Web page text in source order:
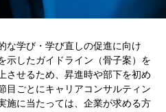
な学び・学び直しの促進に向け
示したガイドライン（骨子案）を
させるため、昇進時や部下を初め
目ごとにキャリアコンサルティン
施に当たっては、企業が求める方